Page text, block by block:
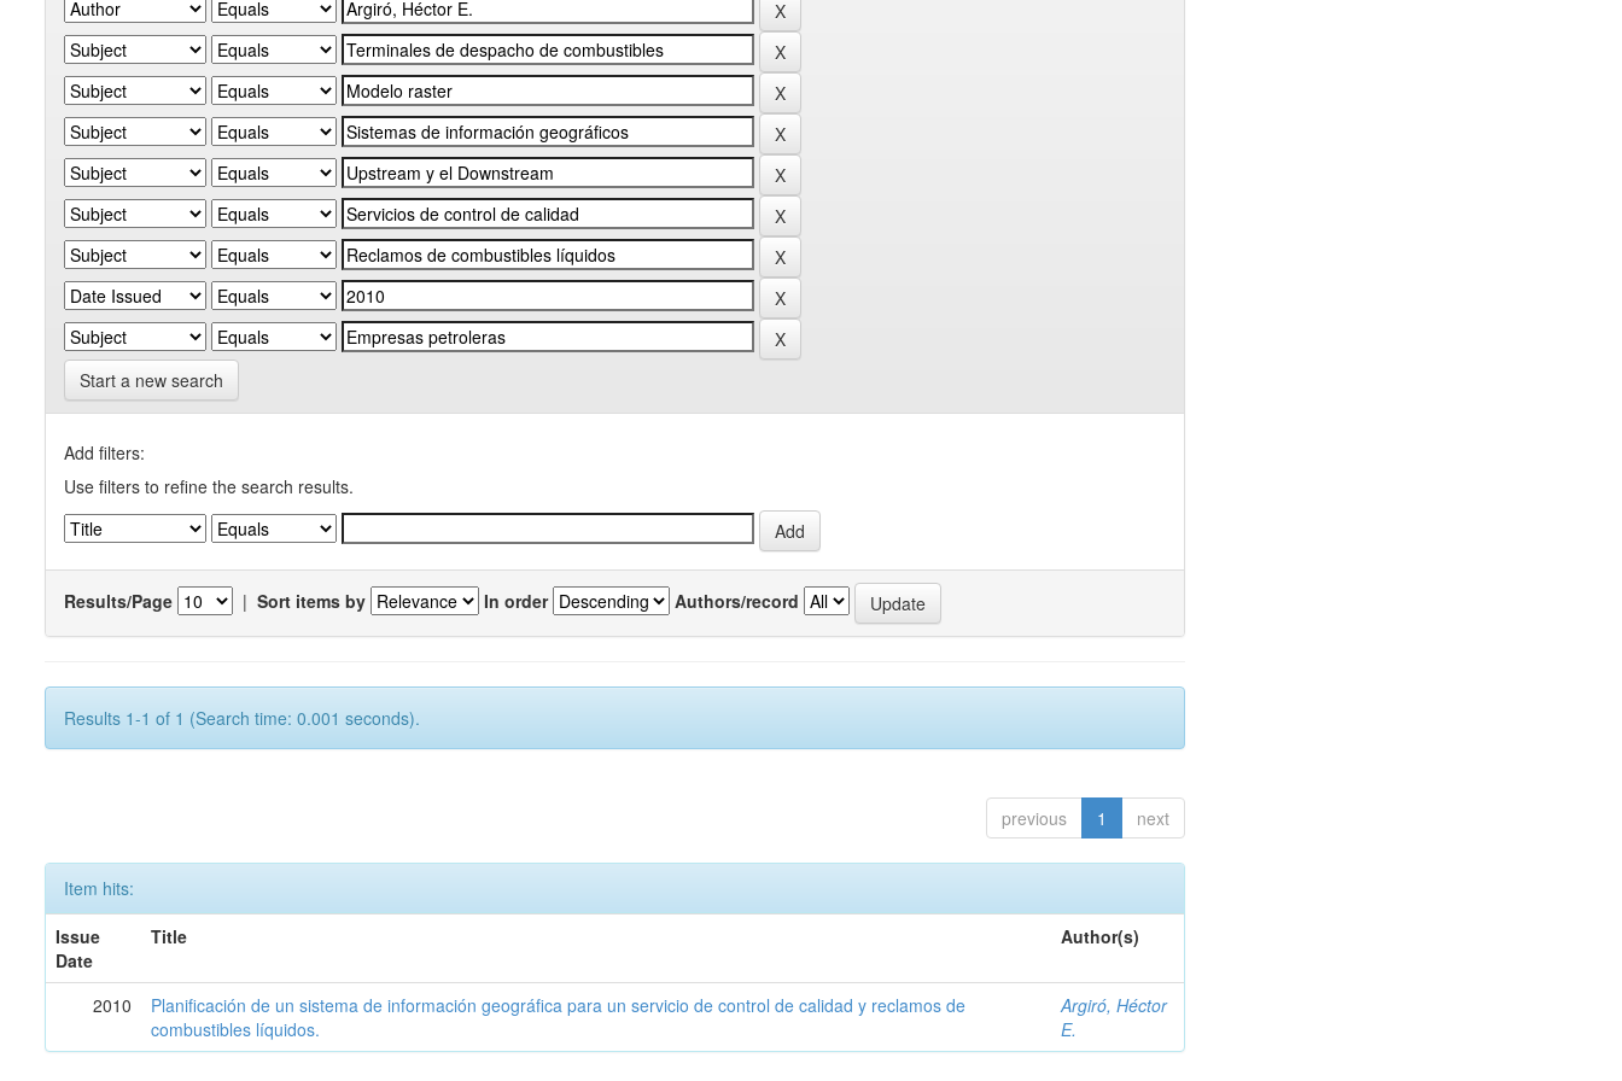
Start a new search
Add filters:
Use filters to refine the search results.
Results/Page | Sort items by In order Authors/record
Results 1-1 of 1 (Search time: 0.001 seconds).
previous 1 next
Item hits:
Issue
Date
Title Author(s)
2010
Planificación de un sistema de información geográfica para un servicio de control de calidad y reclamos de
combustibles líquidos.
Argiró, Héctor
E.